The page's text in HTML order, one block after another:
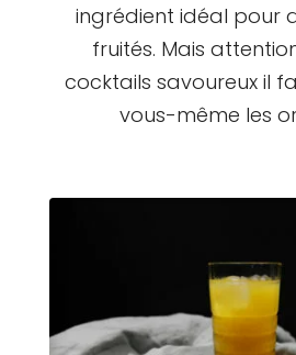
ingrédient idéal pour
fruités. Mais
cocktails savoureux il
vous-même les